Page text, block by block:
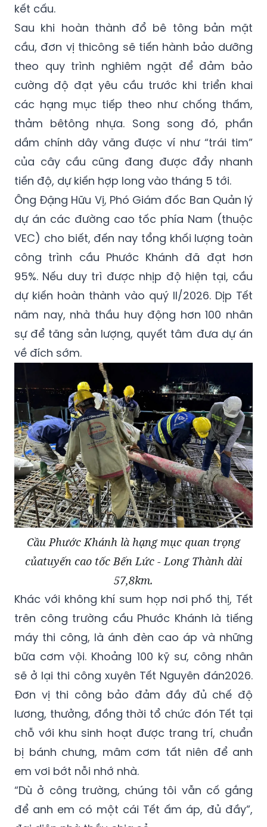
kết cấu.
Sau khi hoàn thành đổ bê tông bản mặt
cầu, đơn vị thicông sẽ tiến hành bảo dưỡng
theo quy trình nghiêm ngặt để đảm bảo
cường độ đạt yêu cầu trước khi triển khai
các hạng mục tiếp theo như chống thấm,
thảm bêtông nhựa. Song song đó, phần
dầm chính dây văng được ví như “trái tim”
của cây cầu cũng đang được đẩy nhanh
tiến độ, dự kiến hợp long vào tháng 5 tới.
Ông Đặng Hữu Vị, Phó Giám đốc Ban Quản lý
dự án các đường cao tốc phía Nam (thuộc
VEC) cho biết, đến nay tổng khối lượng toàn
công trình cầu Phước Khánh đã đạt hơn
95%. Nếu duy trì được nhịp độ hiện tại, cầu
dự kiến hoàn thành vào quý II/2026. Dịp Tết
năm nay, nhà thầu huy động hơn 100 nhân
sự để tăng sản lượng, quyết tâm đưa dự án
về đích sớm.
Cầu Phước Khánh là hạng mục quan trọng
củatuyến cao tốc Bến Lức - Long Thành dài
57,8km.
Khác với không khí sum họp nơi phố thị, Tết
trên công trường cầu Phước Khánh là tiếng
máy thi công, là ánh đèn cao áp và những
bữa cơm vội. Khoảng 100 kỹ sư, công nhân
sẽ ở lại thi công xuyên Tết Nguyên đán2026.
Đơn vị thi công bảo đảm đầy đủ chế độ
lương, thưởng, đồng thời tổ chức đón Tết tại
chỗ với khu sinh hoạt được trang trí, chuẩn
bị bánh chưng, mâm cơm tất niên để anh
em vơi bớt nỗi nhớ nhà.
“Dù ở công trường, chúng tôi vẫn cố gắng
để anh em có một cái Tết ấm áp, đủ đầy”,